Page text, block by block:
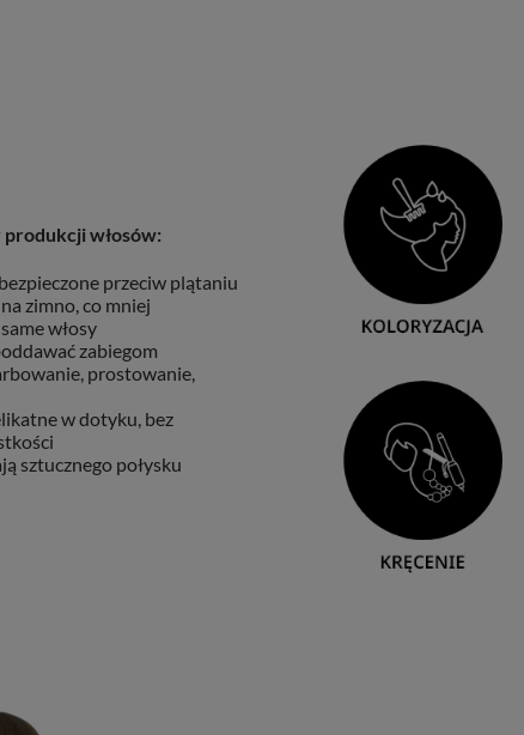
włosów:
przeciw plątaniu
zimno, co mniej
włosy
zabiegom
prostowanie,
w dotyku, bez
sztucznego połysku